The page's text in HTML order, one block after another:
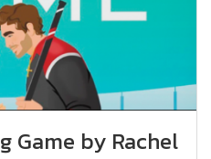
Game by Rachel